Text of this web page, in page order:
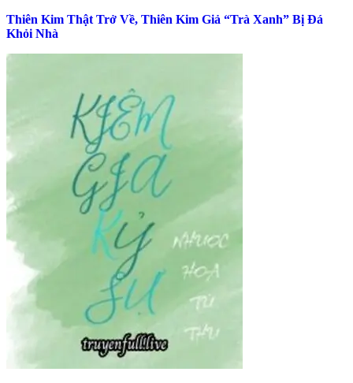
Thiên Kim Thật Trở Về, Thiên Kim Giả “Trà Xanh” Bị Đá
Khỏi Nhà